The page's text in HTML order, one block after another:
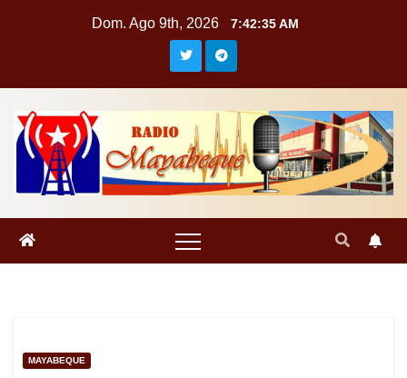
Dom. Ago 9th, 2026 7:42:36 AM
MAYABEQUE